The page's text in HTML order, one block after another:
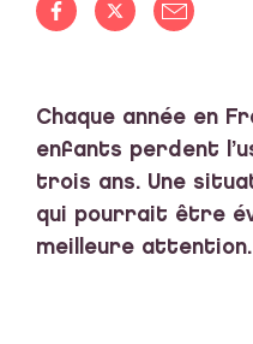
Chaque année en
enfants perdent
trois ans. Une
qui pourrait être
meilleure attention.